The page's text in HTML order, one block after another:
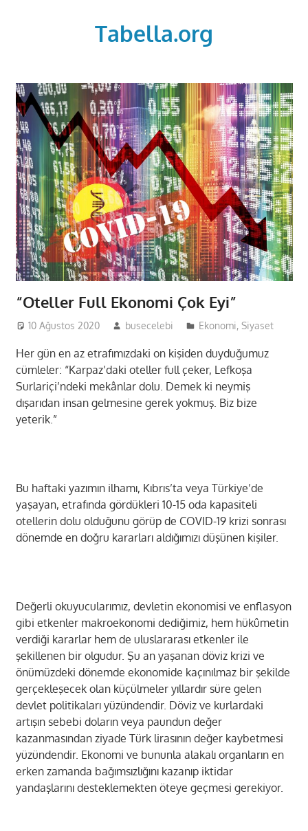
Tabella.org
“Oteller Full Ekonomi Çok Eyi”
10 Ağustos 2020 busecelebi Ekonomi,Siyaset
Her gün en az etrafımızdaki on kişiden duyduğumuz
cümleler: “Karpaz’daki oteller full çeker, Lefkoşa
Surlariçi’ndeki mekânlar dolu. Demek ki neymiş
dışarıdan insan gelmesine gerek yokmuş. Biz bize
yeterik.”
Bu haftaki yazımın ilhamı, Kıbrıs’ta veya Türkiye’de
yaşayan, etrafında gördükleri 10-15 oda kapasiteli
otellerin dolu olduğunu görüp de COVID-19 krizi sonrası
dönemde en doğru kararları aldığımızı düşünen kişiler.
Değerli okuyucularımız, devletin ekonomisi ve enflasyon
gibi etkenler makroekonomi dediğimiz, hem hükûmetin
verdiği kararlar hem de uluslararası etkenler ile
şekillenen bir olgudur. Şu an yaşanan döviz krizi ve
önümüzdeki dönemde ekonomide kaçınılmaz bir şekilde
gerçekleşecek olan küçülmeler yıllardır süre gelen
devlet politikaları yüzündendir. Döviz ve kurlardaki
artışın sebebi doların veya paundun değer
kazanmasından ziyade Türk lirasının değer kaybetmesi
yüzündendir. Ekonomi ve bununla alakalı organların en
erken zamanda bağımsızlığını kazanıp iktidar
yandaşlarını desteklemekten öteye geçmesi gerekiyor.